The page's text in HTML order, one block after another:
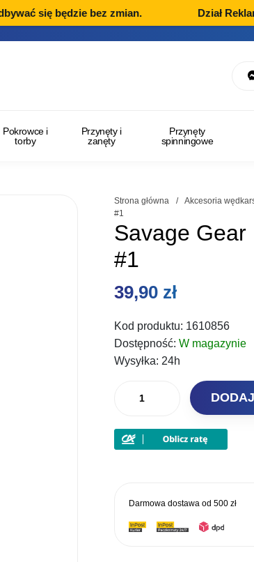
się będzie bez zmian. Dział
Pokrowce i
torby
Przynęty i
zanęty
Przynęty
spinningowe
Strona główna / Akcesoria
#1
Savage Gear
#1
39,90 zł
Kod produktu: 1610856
Dostępność:W magazynie
Wysyłka:24h
Savage
Dozbrojka
Darmowa dostawa od500 zł